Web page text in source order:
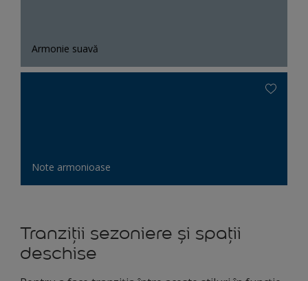
Armonie suavă
Note armonioase
Tranziții sezoniere și spații
deschise